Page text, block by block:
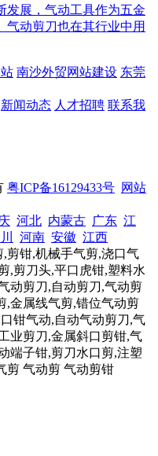
发展，气动工具作为五金
气动剪刀也在其行业中用
南沙外贸网站建设 东莞
新闻动态 人才招聘 联系我
粤ICP备16129433号 网站
河北 内蒙古 广东 江
河南 安徽 江西
剪钳,机械手气剪,浇口气
,剪刀头,平口虎钳,塑料水
动剪刀,自动剪刀,气动剪
,金属线气剪,错位气动剪
钳气动,自动气动剪刀,气
业剪刀,金属斜口剪钳,气
端子钳,剪刀水口剪,注塑
剪 气动剪 气动剪钳